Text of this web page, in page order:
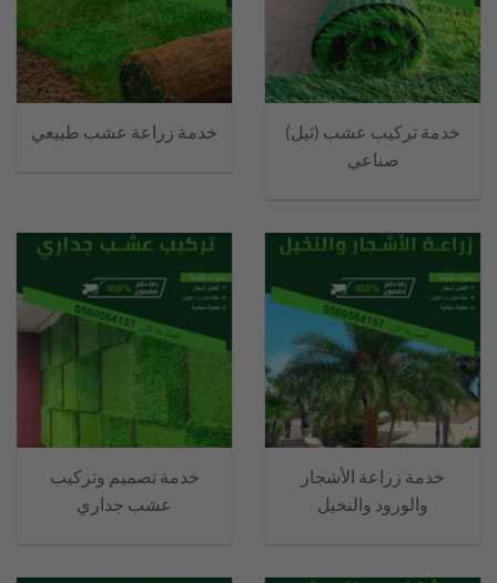
خدمة تركيب عشب (ثيل)
صناعي
خدمة زراعة عشب طبيعي
خدمة زراعة الأشجار
والورود والنخيل
خدمة تصميم وتركيب
عشب جداري